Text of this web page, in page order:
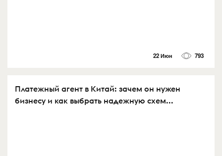
22 Июн 793
Платежный агент в Китай: зачем он нужен
бизнесу и как выбрать надежную схем...